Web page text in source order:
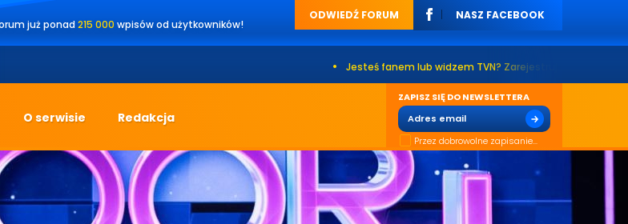
już ponad 215 000 wpisów od użytkowników!
ODWIEDŹ FORUM NASZ FACEBOOK
Jesteś fanem lub widzem TVN? Zarejestruj się na naszym forum.
O serwisie Redakcja
ZAPISZ SIĘ DO NEWSLETTERA
Przez dobrowolne zapisanie...